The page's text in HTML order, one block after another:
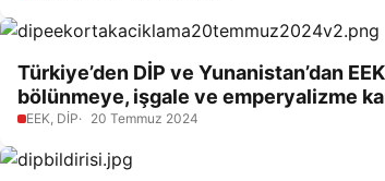
Türkiye’den DİP ve Yunanistan’dan
bölünmeye, işgale ve emperyalizme
EEK, DİP 20 Temmuz 2024